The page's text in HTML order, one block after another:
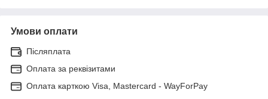
Умови оплати
Післяплата
Оплата за реквізитами
Оплата карткою Visa, Mastercard - WayForPay